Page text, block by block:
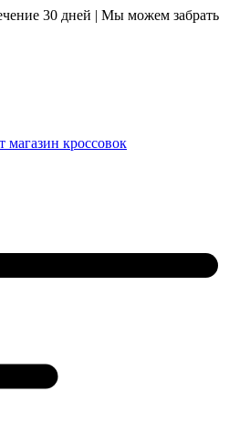
30 дней | Мы можем забрать